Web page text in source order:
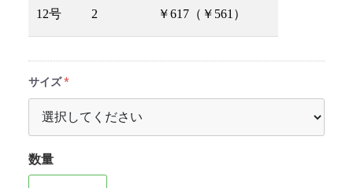
12号 2 ￥617（￥561）
サイズ
数量